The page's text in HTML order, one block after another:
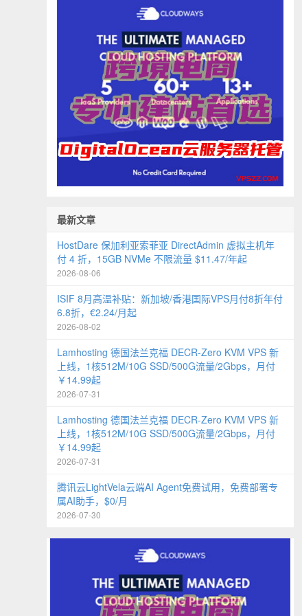
最新文章
HostDare 保加利亚索菲亚 DirectAdmin 虚拟主机年
付 4 折，15GB NVMe 不限流量 $11.47/年起
2026-08-06
ISIF 8月高温补贴：新加坡/香港国际VPS月付8折年付
6.8折，€2.24/月起
2026-08-02
Lamhosting 德国法兰克福 DECR-Zero KVM VPS 新
上线，1核512M/10G SSD/500G流量/2Gbps，月付
￥14.99起
2026-07-31
Lamhosting 德国法兰克福 DECR-Zero KVM VPS 新
上线，1核512M/10G SSD/500G流量/2Gbps，月付
￥14.99起
2026-07-31
腾讯云LightVela云端AI Agent免费试用，免费部署专
属AI助手，$0/月
2026-07-30